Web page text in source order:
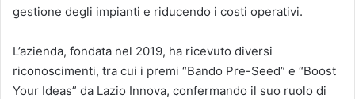
gestione degli impianti e riducendo i costi operativi.
L’azienda, fondata nel 2019, ha ricevuto diversi
riconoscimenti, tra cui i premi “Bando Pre-Seed” e “Boost
Your Ideas” da Lazio Innova, confermando il suo ruolo di